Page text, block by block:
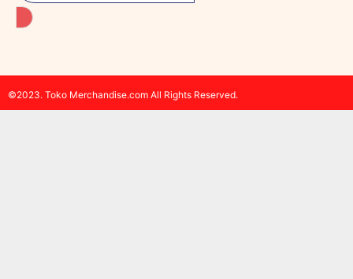
©2023. Toko Merchandise.com All Rights Reserved.